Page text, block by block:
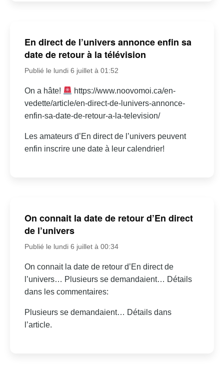
En direct de l’univers annonce enfin sa
date de retour à la télévision
Publié le lundi 6 juillet à 01:52
On a hâte!
https://www.noovomoi.ca/en-
vedette/article/en-direct-de-lunivers-annonce-
enfin-sa-date-de-retour-a-la-television/
Les amateurs d’En direct de l’univers peuvent
enfin inscrire une date à leur calendrier!
On connait la date de retour d’En direct
de l’univers
Publié le lundi 6 juillet à 00:34
On connait la date de retour d’En direct de
l’univers… Plusieurs se demandaient… Détails
dans les commentaires:
Plusieurs se demandaient… Détails dans
l’article.